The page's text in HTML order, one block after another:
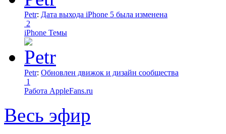
Petr: Дата выхода iPhone 5 была изменена
2
iPhone Темы
Petr: Обновлен движок и дизайн сообщества
1
Работа AppleFans.ru
Весь эфир